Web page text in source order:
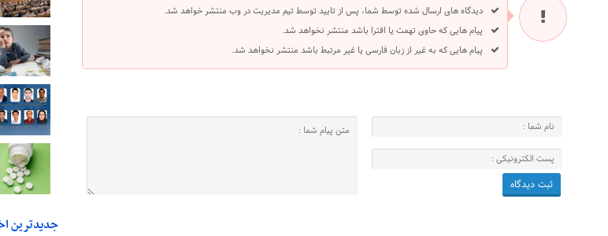
دیدگاه های ارسال شده توسط شما، پس از تایید توسط تیم مدیریت در وب منتشر خواهد شد.
پیام هایی که حاوی تهمت یا افترا باشد منتشر نخواهد شد.
پیام هایی که به غیر از زبان فارسی یا غیر مرتبط باشد منتشر نخواهد شد.
جدیدترین